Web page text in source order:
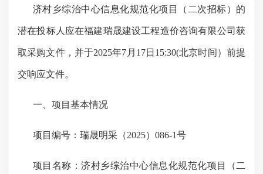
济村乡综治中心信息化规范化项目（二次招标） 的
潜在投标人应在福建瑞晟建设工程造价咨询有限公司获
取采购文件，并于2025年7月17日15:30(北京时间）前提
交响应文件。
一、项目基本情况
项目编号： 瑞晟明采（2025）086-1号
项目名称：济村乡综治中心信息化规范化项目（二